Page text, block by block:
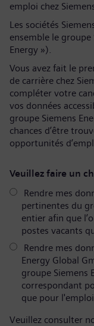
emploi chez
Les sociétés
ensemble le groupe
Energy »).
Vous avez fait le
de carrière chez
compléter votre
vos données
groupe Siemens
chances d’être
opportunités
Veuillez faire un
Rendre mes
pertinentes du
entier afin que
postes vacants
Rendre mes
Energy Global
groupe Siemens
correspondant
que pour
Veuillez consulter